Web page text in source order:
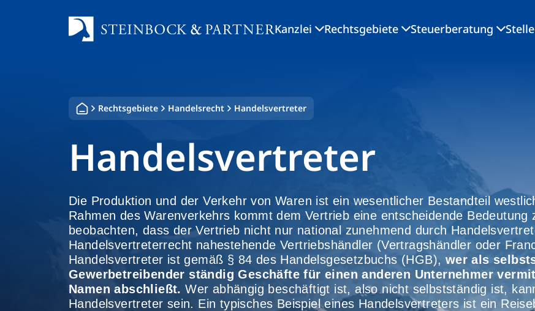
Kanzlei Rechtsgebiete Steuerberatung
Rechtsgebiete Handelsrecht Handelsvertreter
Handelsvertreter
Die Produktion und der Verkehr von Waren ist ein wesentlicher Bestandteil
Rahmen des Warenverkehrs kommt dem Vertrieb eine entscheidende Bedeutung
beobachten, dass der Vertrieb nicht nur national zunehmend durch
Handelsvertreterrecht nahestehende Vertriebshändler (Vertragshändler oder
Handelsvertreter ist gemäß § 84 des Handelsgesetzbuchs (HGB), wer als
Gewerbetreibender ständig Geschäfte für einen anderen Unternehmer
Namen abschließt. Wer abhängig beschäftigt ist, also nicht selbstständig ist,
Handelsvertreter sein. Ein typisches Beispiel eines Handelsvertreters ist ein